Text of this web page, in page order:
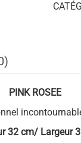
PINK ROSEE
32 cm/ Largeur